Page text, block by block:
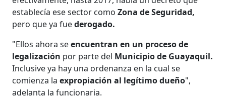
establecía ese sector como Zona de Seguridad,
pero que ya fuederogado.
"Ellos ahora seencuentran en un proceso de
legalización por parte del Municipio de Guayaquil.
Inclusive ya hay una ordenanza en la cual se
comienza la expropiación al legítimo dueño",
adelanta la funcionaria.